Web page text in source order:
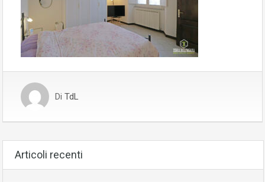
Di TdL
Articoli recenti